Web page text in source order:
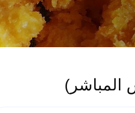
المباشر)